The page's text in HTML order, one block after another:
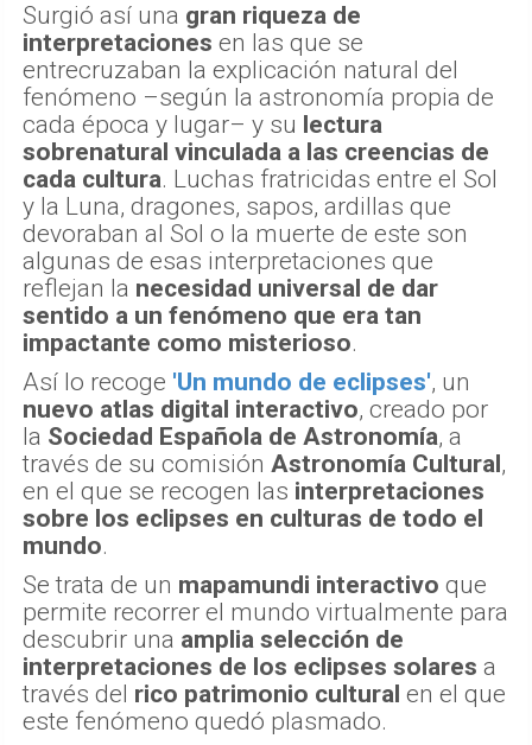
Surgió así una gran riqueza de
interpretaciones en las que se
entrecruzaban la explicación natural del
fenómeno –según la astronomía propia de
cada época y lugar– y su lectura
sobrenatural vinculada a las creencias de
cada cultura. Luchas fratricidas entre el Sol
y la Luna, dragones, sapos, ardillas que
devoraban al Sol o la muerte de este son
algunas de esas interpretaciones que
reflejan la necesidad universal de dar
sentido a un fenómeno que era tan
impactante como misterioso.
Así lo recoge 'Un mundo de eclipses', un
nuevo atlas digital interactivo, creado por
la Sociedad Española de Astronomía, a
través de su comisión Astronomía Cultural ,
en el que se recogen las interpretaciones
sobre los eclipses en culturas de todo el
mundo.
Se trata de un mapamundi interactivo que
permite recorrer el mundo virtualmente para
descubrir una amplia selección de
interpretaciones de los eclipses solares a
través del rico patrimonio cultural en el que
este fenómeno quedó plasmado.